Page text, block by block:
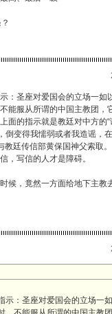
：圣座对爱国会的立场一如
能服从所谓的中国主教团，
面的指示就是教廷对中方的“
倒变得我懦弱或者我造谣，
廷传信部黄保国神父索取
，写信的人才是障碍。
候，竟然一方面给地下主教
：圣座对爱国会的立场一